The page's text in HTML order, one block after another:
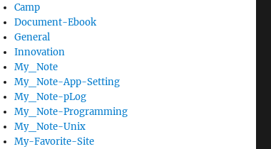
Camp
Document-Ebook
General
Innovation
My_Note
My_Note-App-Setting
My_Note-pLog
My_Note-Programming
My_Note-Unix
My-Favorite-Site